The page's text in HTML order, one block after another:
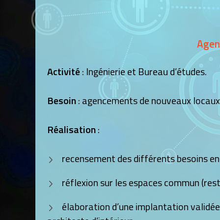
Activité: Ingénierie et Bureau d’études.
Besoin: agencements de nouveaux
Réalisation:
recensement des différents besoins
réflexion sur les espaces commun
élaboration d’une implantation